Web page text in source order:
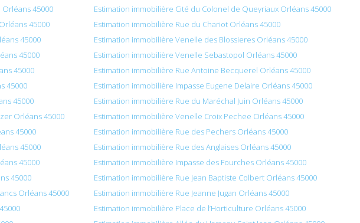
45000
Estimation immobilière Cité du Colonel de Queyriaux Orléans 45000
45000
Estimation immobilière Rue du Chariot Orléans 45000
45000
Estimation immobilière Venelle des Blossieres Orléans 45000
45000
Estimation immobilière Venelle Sebastopol Orléans 45000
45000
Estimation immobilière Rue Antoine Becquerel Orléans 45000
45000
Estimation immobilière Impasse Eugene Delaire Orléans 45000
45000
Estimation immobilière Rue du Maréchal Juin Orléans 45000
Orléans 45000
Estimation immobilière Venelle Croix Pechee Orléans 45000
45000
Estimation immobilière Rue des Pechers Orléans 45000
45000
Estimation immobilière Rue des Anglaises Orléans 45000
45000
Estimation immobilière Impasse des Fourches Orléans 45000
45000
Estimation immobilière Rue Jean Baptiste Colbert Orléans 45000
Orléans 45000
Estimation immobilière Rue Jeanne Jugan Orléans 45000
Estimation immobilière Place de l’Horticulture Orléans 45000